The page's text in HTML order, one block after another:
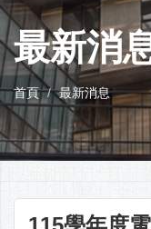
最新消
首頁 最新消息